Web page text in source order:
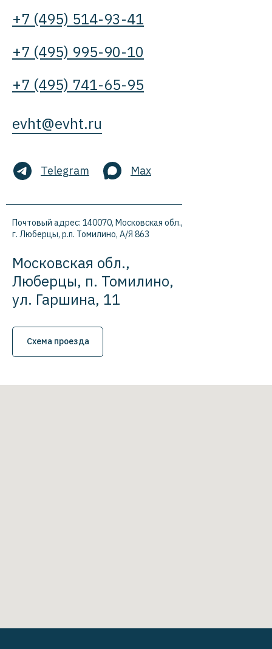
Max
Почтовый адрес: 140070, Московская обл.,
г. Люберцы, р.п. Томилино, А/Я 863
Telegram
evht@evht.ru
+7 (495) 995-90-10
Схема проезда
+7 (495) 741-65-95
Московская обл.,
Люберцы, п. Томилино,
ул. Гаршина, 11
+7 (495) 514-93-41